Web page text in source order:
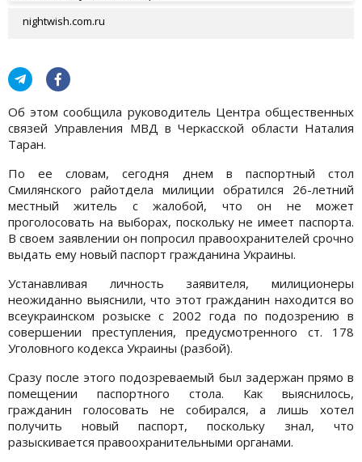
nightwish.com.ru
Об этом сообщила руководитель Центра общественных
связей Управления МВД в Черкасской области Наталия
Таран.
По ее словам, сегодня днем в паспортный стол
Смилянского райотдела милиции обратился 26-летний
местный житель с жалобой, что он не может
проголосовать на выборах, поскольку не имеет паспорта.
В своем заявлении он попросил правоохранителей срочно
выдать ему новый паспорт гражданина Украины.
Устанавливая личность заявителя, милиционеры
неожиданно выяснили, что этот гражданин находится во
всеукраинском розыске с 2002 года по подозрению в
совершении преступления, предусмотренного ст. 178
Уголовного кодекса Украины (разбой).
Сразу после этого подозреваемый был задержан прямо в
помещении паспортного стола. Как выяснилось,
гражданин голосовать не собирался, а лишь хотел
получить новый паспорт, поскольку знал, что
разыскивается правоохранительными органами.